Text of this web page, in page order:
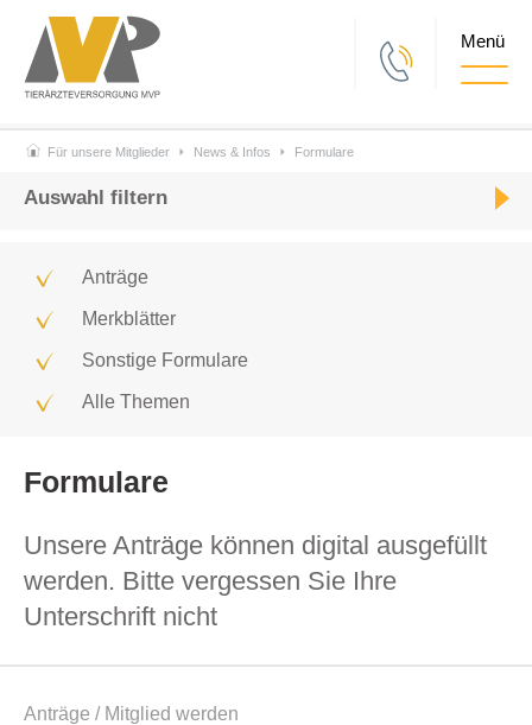
Für unsere Mitglieder News & Infos Formulare
Auswahl filtern
Anträge
Merkblätter
Sonstige Formulare
Alle Themen
Formulare
Unsere Anträge können digital ausgefüllt
werden. Bitte vergessen Sie Ihre
Unterschrift nicht
Anträge / Mitglied werden